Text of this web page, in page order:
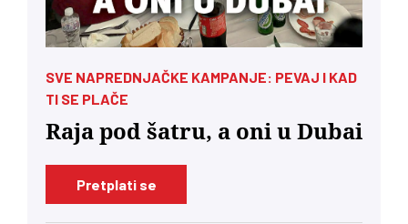
SVE NAPREDNJAČKE KAMPANJE: PEVAJ I KAD
TI SE PLAČE
Raja pod šatru, a oni u Dubai
Pretplati se